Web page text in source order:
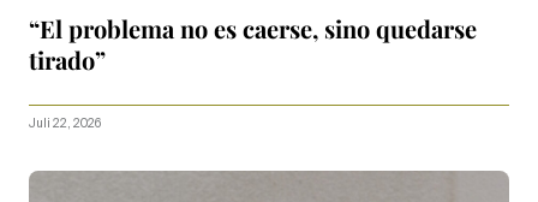
“El problema no es caerse, sino quedarse
tirado”
Juli 22, 2026